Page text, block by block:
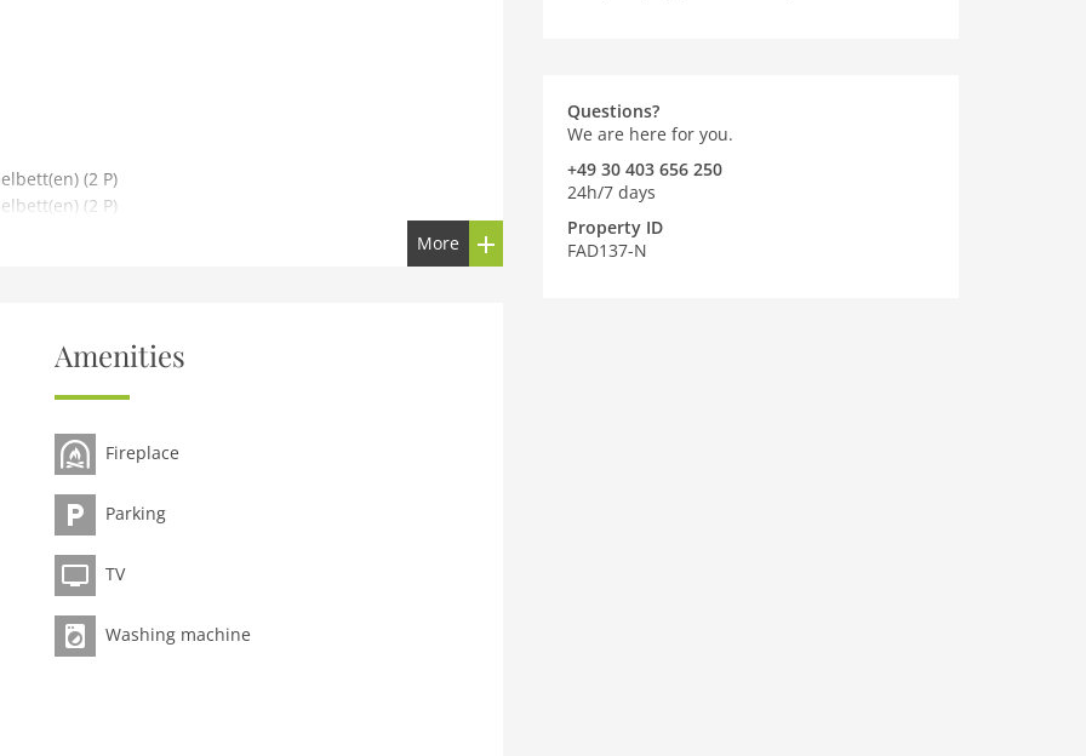
(2 P)
(2 P)
More
Amenities
Fireplace
Parking
TV
Washing machine
Questions?
We are here for you.
+49 30 403 656 250
24h/7 days
Property ID
FAD137-N